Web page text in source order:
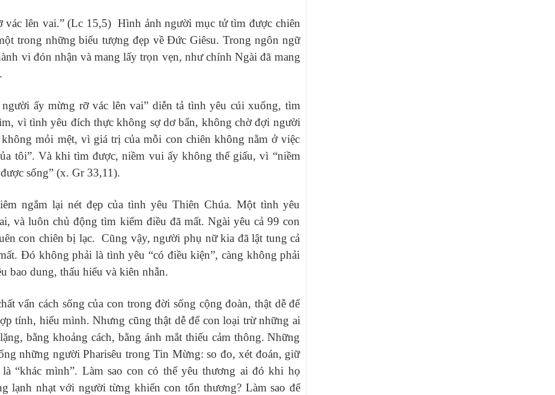
vác lên vai.” (Lc 15,5) Hình ảnh người mục tử tìm được chiên
trong những biểu tượng đẹp về Đức Giêsu. Trong ngôn ngữ
vi đón nhận và mang lấy trọn vẹn, như chính Ngài đã mang
ấy mừng rỡ vác lên vai” diễn tả tình yêu cúi xuống, tìm
vì tình yêu đích thực không sợ dơ bẩn, không chờ đợi người
mỏi mệt, vì giá trị của mỗi con chiên không nằm ở việc
tôi”. Và khi tìm được, niềm vui ấy không thể giấu, vì “niềm
sống” (x. Gr 33,11).
ngắm lại nét đẹp của tình yêu Thiên Chúa. Một tình yêu
và luôn chủ động tìm kiếm điều đã mất. Ngài yêu cả 99 con
con chiên bị lạc. Cũng vậy, người phụ nữ kia đã lật tung cả
Đó không phải là tình yêu “có điều kiện”, càng không phải
bao dung, thấu hiểu và kiên nhẫn.
vấn cách sống của con trong đời sống cộng đoàn, thật dễ để
tính, hiểu mình. Nhưng cũng thật dễ để con loại trừ những ai
bằng khoảng cách, bằng ánh mắt thiếu cảm thông. Những
những người Pharisêu trong Tin Mừng: so đo, xét đoán, giữ
“khác mình”. Làm sao con có thể yêu thương ai đó khi họ
lạnh nhạt với người từng khiến con tổn thương? Làm sao để